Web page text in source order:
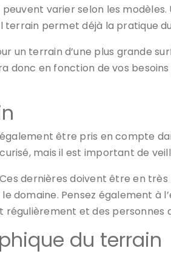
varier selon les
terrain permet déjà la pratique
un terrain d’une plus grande
donc en fonction de vos
être pris en compte
mais il est important de
dernières doivent être en
domaine. Pensez également
régulièrement et des personnes
du terrain